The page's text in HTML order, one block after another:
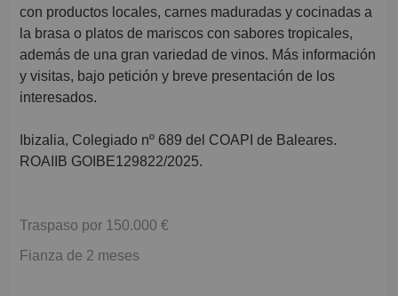
con productos locales, carnes maduradas y cocinadas a
la brasa o platos de mariscos con sabores tropicales,
además de una gran variedad de vinos. Más información
y visitas, bajo petición y breve presentación de los
interesados.
Ibizalia, Colegiado nº 689 del COAPI de Baleares.
ROAIIB GOIBE129822/2025.
Traspaso por 150.000 €
Fianza de 2 meses